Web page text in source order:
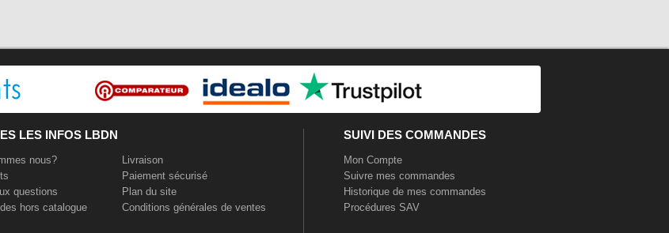
LES INFOS LBDN
nous?
questions
hors catalogue
Livraison
Paiement sécurisé
Plan du site
Conditions générales de ventes
SUIVI DES COMMANDES
Mon Compte
Suivre mes commandes
Historique de mes commandes
Procédures SAV